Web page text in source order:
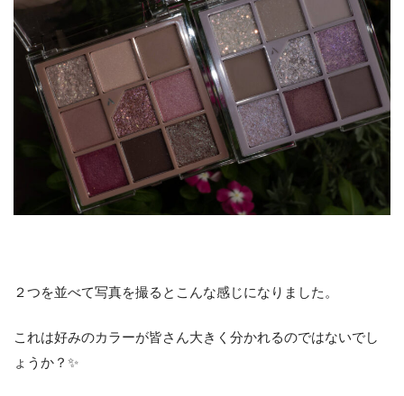
２つを並べて写真を撮るとこんな感じになりました。
これは好みのカラーが皆さん大きく分かれるのではないでし
ょうか？✨